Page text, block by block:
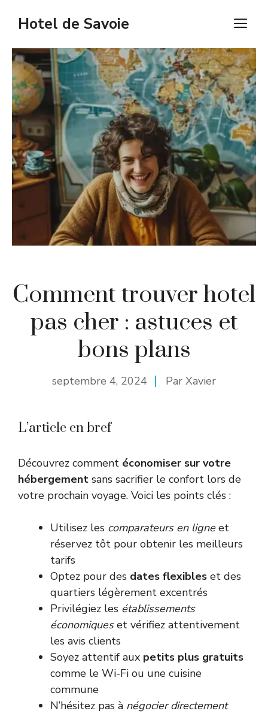
Hotel de Savoie
Comment trouver hotel
pas cher : astuces et
bons plans
septembre 4, 2024 Par Xavier
L’article en bref
Découvrez comment économiser sur votre
hébergement sans sacrifier le confort lors de
votre prochain voyage. Voici les points clés :
Utilisez les comparateurs en ligneet
réservez tôt pour obtenir les meilleurs
tarifs
Optez pour des dates flexibles et des
quartiers légèrement excentrés
Privilégiez les établissements
économiqueset vérifiez attentivement
les avis clients
Soyez attentif aux petits plus gratuits
comme le Wi-Fi ou une cuisine
commune
N’hésitez pas à négocier directement